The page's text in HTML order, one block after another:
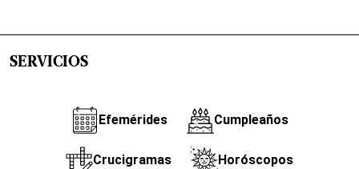
SERVICIOS
Efemérides Cumpleaños
Crucigramas Horóscopos